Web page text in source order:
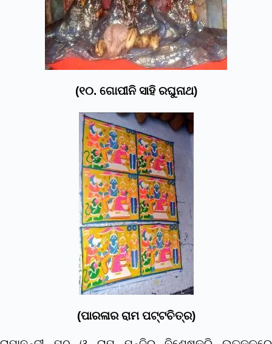
(୧୦. ଗୋପୀନି ସାହି ରଘୁନାଥ)
(ପାରଳାର ରାମ ପଟ୍ଟଚିତ୍ର)